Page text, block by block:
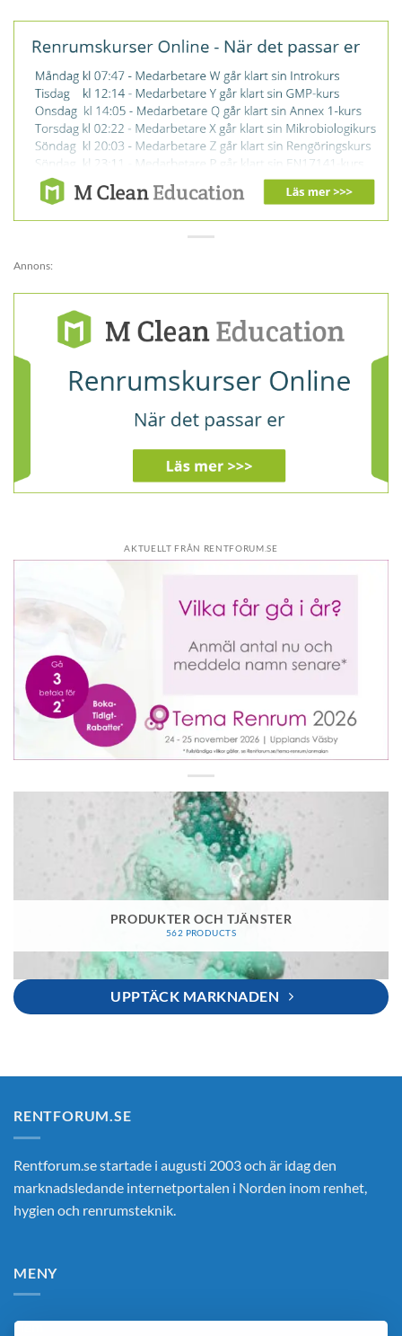
Annons:
AKTUELLT FRÅN RENTFORUM.SE
PRODUKTER OCH TJÄNSTER
562 PRODUCTS
UPPTÄCK MARKNADEN
RENTFORUM.SE
Rentforum.se startade i augusti 2003 och är idag den
marknadsledande internetportalen i Norden inom renhet,
hygien och renrumsteknik.
MENY
Hem